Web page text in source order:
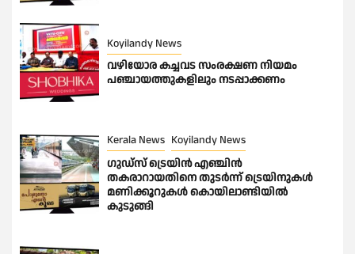
Koyilandy News
വഴിയോര കച്ചവട സംരക്ഷണ നിയമം
പഞ്ചായത്തുകളിലും നടപ്പാക്കണം
Kerala News Koyilandy News
ഗുഡ്സ് ട്രെയിൻ എഞ്ചിൻ
തകരാറായതിനെ തുടർന്ന് ട്രെയിനുകൾ
മണിക്കൂറുകൾ കൊയിലാണ്ടിയിൽ
കുടുങ്ങി